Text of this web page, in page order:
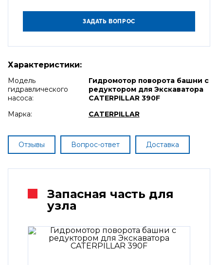
Характеристики:
Модель
гидравлического
насоса:
Гидромотор поворота башни с
редуктором для Экскаватора
CATERPILLAR 390F
Марка:
CATERPILLAR
Отзывы Вопрос-ответ Доставка
Запасная часть для
узла